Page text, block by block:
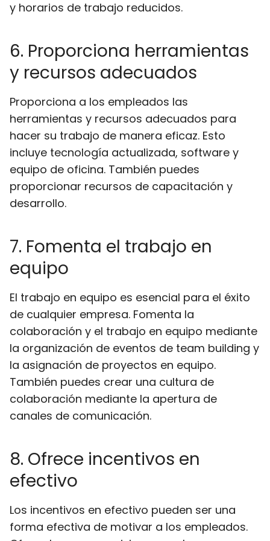
y horarios de trabajo reducidos.
6. Proporciona herramientas
y recursos adecuados
Proporciona a los empleados las
herramientas y recursos adecuados para
hacer su trabajo de manera eficaz. Esto
incluye tecnología actualizada, software y
equipo de oficina. También puedes
proporcionar recursos de capacitación y
desarrollo.
7. Fomenta el trabajo en
equipo
El trabajo en equipo es esencial para el éxito
de cualquier empresa. Fomenta la
colaboración y el trabajo en equipo mediante
la organización de eventos de team building y
la asignación de proyectos en equipo.
También puedes crear una cultura de
colaboración mediante la apertura de
canales de comunicación.
8. Ofrece incentivos en
efectivo
Los incentivos en efectivo pueden ser una
forma efectiva de motivar a los empleados.